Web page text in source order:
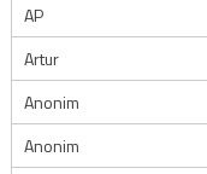
AP
Artur
Anonim
Anonim